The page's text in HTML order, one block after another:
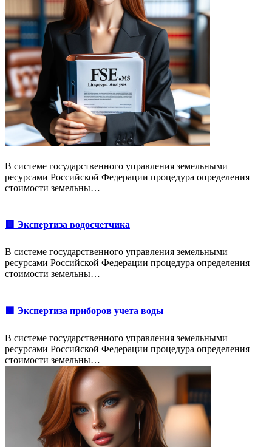
В системе государственного управления земельными
ресурсами Российской Федерации процедура определения
стоимости земельны…
🟥 Экспертиза водосчетчика
В системе государственного управления земельными
ресурсами Российской Федерации процедура определения
стоимости земельны…
🟩 Экспертиза приборов учета воды
В системе государственного управления земельными
ресурсами Российской Федерации процедура определения
стоимости земельны…